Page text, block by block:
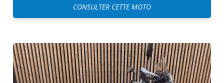
CONSULTER CETTE MOTO